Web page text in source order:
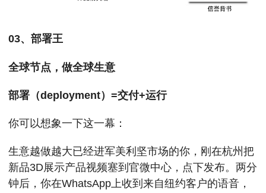
03、部署王
全球节点，做全球生意
部署（deployment）=交付+运行
你可以想象一下这一幕：
生意越做越大已经进军美利坚市场的你，刚在杭州把
新品3D展示产品视频塞到官微中心，点下发布。两分
钟后，你在WhatsApp上收到来自纽约客户的语音，